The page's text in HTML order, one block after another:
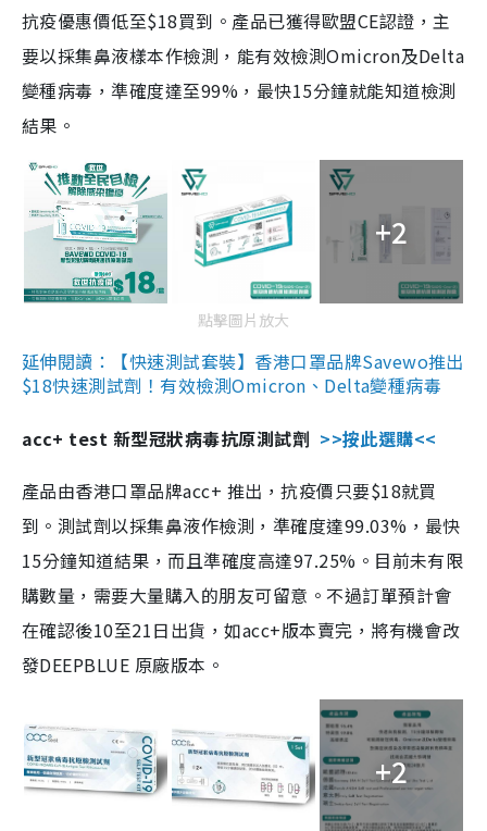
抗疫優惠價低至$18買到。產品已獲得歐盟CE認證，主
要以採集鼻液樣本作檢測，能有效檢測Omicron及Delta
變種病毒，準確度達至99%，最快15分鐘就能知道檢測
結果。
+2
點擊圖片放大
延伸閱讀：【快速測試套裝】香港口罩品牌Savewo推出
$18快速測試劑！有效檢測Omicron、Delta變種病毒
acc+ test 新型冠狀病毒抗原測試劑 >>按此選購<<
產品由香港口罩品牌acc+ 推出，抗疫價只要$18就買
到。測試劑以採集鼻液作檢測，準確度達99.03%，最快
15分鐘知道結果，而且準確度高達97.25%。目前未有限
購數量，需要大量購入的朋友可留意。不過訂單預計會
在確認後10至21日出貨，如acc+版本賣完，將有機會改
發DEEPBLUE 原廠版本。
+2